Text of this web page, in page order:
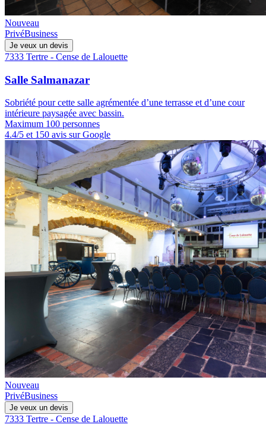
Nouveau
PrivéBusiness
Je veux un devis
7333 Tertre - Cense de Lalouette
Salle Salmanazar
Sobriété pour cette salle agrémentée d’une terrasse et d’une cour
intérieure paysagée avec bassin.
Maximum 100 personnes
4.4/5 et 150 avis sur Google
Nouveau
PrivéBusiness
Je veux un devis
7333 Tertre - Cense de Lalouette